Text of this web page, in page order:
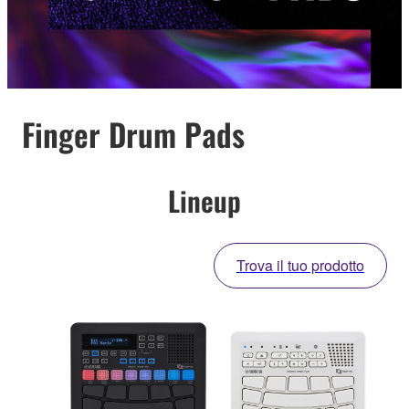
Finger Drum Pads
Lineup
Trova il tuo prodotto